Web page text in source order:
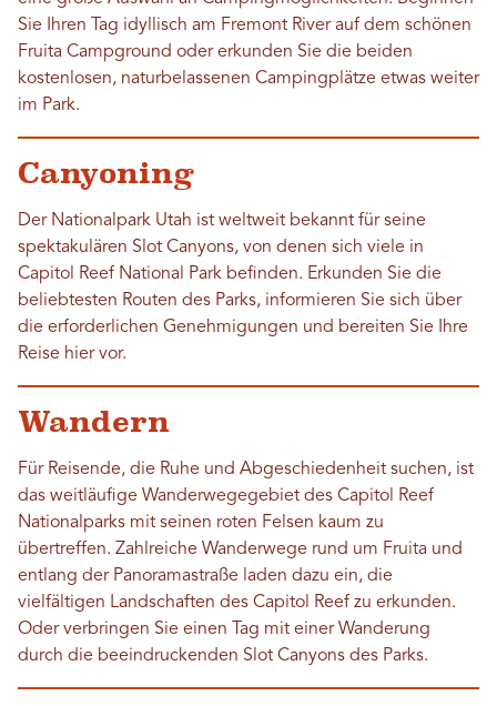
Sie Ihren Tag idyllisch am Fremont River auf dem schönen
Fruita Campground oder erkunden Sie die beiden
kostenlosen, naturbelassenen Campingplätze etwas weiter
im Park.
Canyoning
Der Nationalpark Utah ist weltweit bekannt für seine
spektakulären Slot Canyons, von denen sich viele in
Capitol Reef National Park befinden. Erkunden Sie die
beliebtesten Routen des Parks, informieren Sie sich über
die erforderlichen Genehmigungen und bereiten Sie Ihre
Reise hier vor.
Wandern
Für Reisende, die Ruhe und Abgeschiedenheit suchen, ist
das weitläufige Wanderwegegebiet des Capitol Reef
Nationalparks mit seinen roten Felsen kaum zu
übertreffen. Zahlreiche Wanderwege rund um Fruita und
entlang der Panoramastraße laden dazu ein, die
vielfältigen Landschaften des Capitol Reef zu erkunden.
Oder verbringen Sie einen Tag mit einer Wanderung
durch die beeindruckenden Slot Canyons des Parks.